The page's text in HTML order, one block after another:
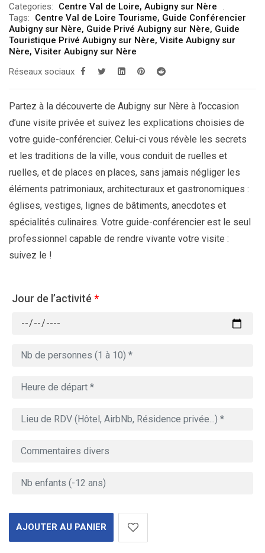
Categories: Centre Val de Loire, Aubigny sur Nère
Tags:
Centre Val de Loire Tourisme, Guide Conférencier
Aubigny sur Nère, Guide Privé Aubigny sur Nère, Guide
Touristique Privé Aubigny sur Nère, Visite Aubigny sur
Nère, Visiter Aubigny sur Nère
Réseaux sociaux
Partez à la découverte de Aubigny sur Nère à l’occasion
d’une visite privée et suivez les explications choisies de
votre guide-conférencier. Celui-ci vous révèle les secrets
et les traditions de la ville, vous conduit de ruelles et
ruelles, et de places en places, sans jamais négliger les
éléments patrimoniaux, architecturaux et gastronomiques :
églises, vestiges, lignes de bâtiments, anecdotes et
spécialités culinaires. Votre guide-conférencier est le seul
professionnel capable de rendre vivante votre visite :
suivez le !
Jour de l’activité *
AJOUTER AU PANIER